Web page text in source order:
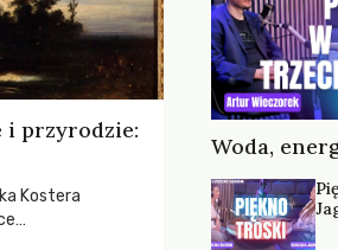
i przyrodzie:
Kostera
Woda,